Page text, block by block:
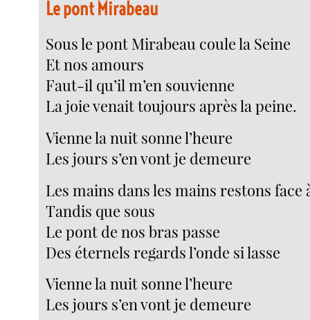
Le pont Mirabeau
Sous le pont Mirabeau coule la Seine
Et nos amours
Faut-il qu’il m’en souvienne
La joie venait toujours après la peine.
Vienne la nuit sonne l’heure
Les jours s’en vont je demeure
Les mains dans les mains restons face
Tandis que sous
Le pont de nos bras passe
Des éternels regards l’onde si lasse
Vienne la nuit sonne l’heure
Les jours s’en vont je demeure